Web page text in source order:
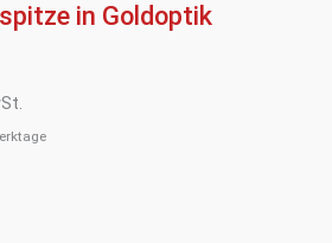
in Goldoptik